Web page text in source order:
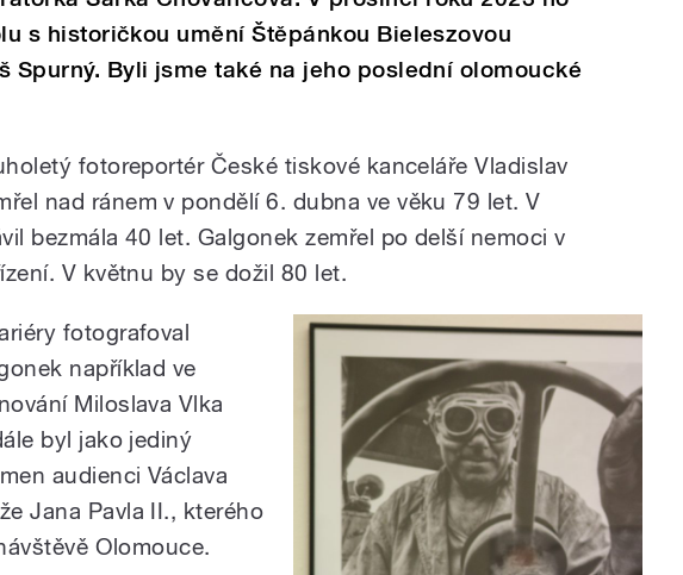
s historičkou umění Štěpánkou Bieleszovou
Spurný. Byli jsme také na jeho poslední olomoucké
fotoreportér České tiskové kanceláře Vladislav
nad ránem v pondělí 6. dubna ve věku 79 let. V
bezmála 40 let. Galgonek zemřel po delší nemoci v
V květnu by se dožil 80 let.
fotografoval
například ve
Miloslava Vlka
byl jako jediný
audienci Václava
Jana Pavla II., kterého
Olomouce.